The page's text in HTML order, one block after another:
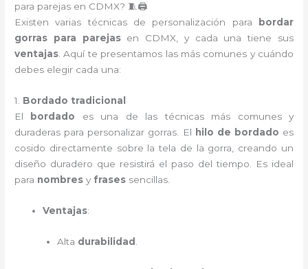
para parejas en CDMX? 🧵🖨️
Existen varias técnicas de personalización para
bordar
gorras para parejasen CDMX, y cada una tiene sus
ventajas . Aquí te presentamos las más comunes y cuándo
debes elegir cada una:
1. Bordado tradicional
El
bordado es una de las técnicas más comunes y
duraderas para personalizar gorras. El hilo de bordado es
cosido directamente sobre la tela de la gorra, creando un
diseño duradero que resistirá el paso del tiempo. Es ideal
para nombres y frases sencillas.
Ventajas:
Alta durabilidad